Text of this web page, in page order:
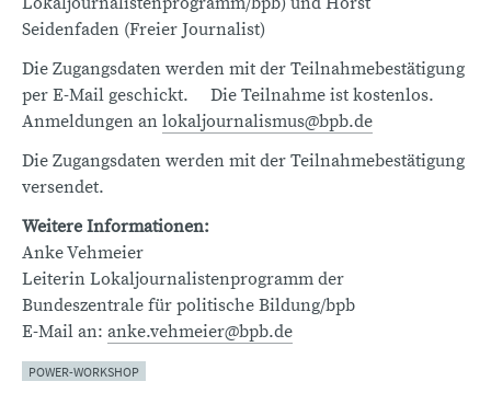
Seidenfaden (Freier Journalist)
Die Zugangsdaten werden mit der Teilnahmebestätigung
per E-Mail geschickt. Die Teilnahme ist kostenlos.
Anmeldungen an lokaljournalismus@bpb.de
Die Zugangsdaten werden mit der Teilnahmebestätigung
versendet.
Weitere Informationen:
Anke Vehmeier
Leiterin Lokaljournalistenprogramm der
Bundeszentrale für politische Bildung/bpb
E-Mail an: anke.vehmeier@bpb.de
POWER-WORKSHOP